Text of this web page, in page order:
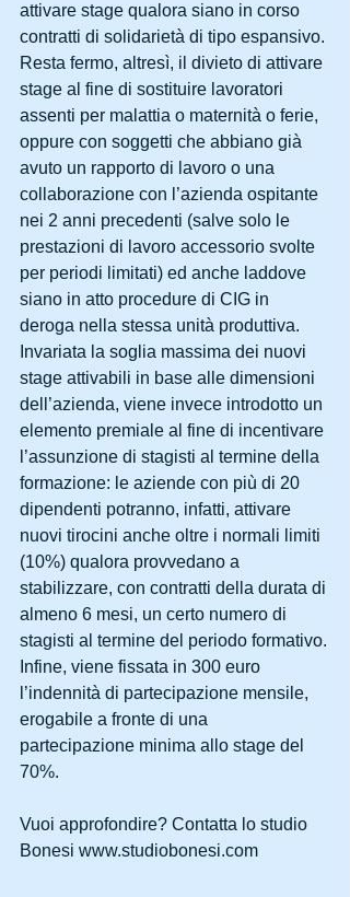
attivare stage qualora siano in corso
contratti di solidarietà di tipo espansivo.
Resta fermo, altresì, il divieto di attivare
stage al fine di sostituire lavoratori
assenti per malattia o maternità o ferie,
oppure con soggetti che abbiano già
avuto un rapporto di lavoro o una
collaborazione con l’azienda ospitante
nei 2 anni precedenti (salve solo le
prestazioni di lavoro accessorio svolte
per periodi limitati) ed anche laddove
siano in atto procedure di CIG in
deroga nella stessa unità produttiva.
Invariata la soglia massima dei nuovi
stage attivabili in base alle dimensioni
dell’azienda, viene invece introdotto un
elemento premiale al fine di incentivare
l’assunzione di stagisti al termine della
formazione: le aziende con più di 20
dipendenti potranno, infatti, attivare
nuovi tirocini anche oltre i normali limiti
(10%) qualora provvedano a
stabilizzare, con contratti della durata di
almeno 6 mesi, un certo numero di
stagisti al termine del periodo formativo.
Infine, viene fissata in 300 euro
l’indennità di partecipazione mensile,
erogabile a fronte di una
partecipazione minima allo stage del
70%.
Vuoi approfondire? Contatta lo studio
Bonesi www.studiobonesi.com